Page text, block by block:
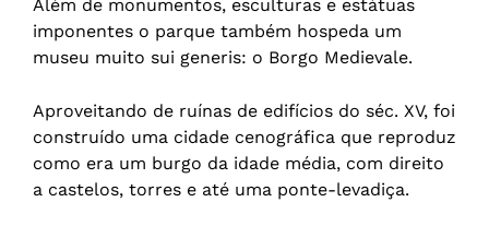
Além de monumentos, esculturas e estátuas
imponentes o parque também hospeda um
museu muito sui generis: o Borgo Medievale.
Aproveitando de ruínas de edifícios do séc. XV, foi
construído uma cidade cenográfica que reproduz
como era um burgo da idade média, com direito
a castelos, torres e até uma ponte-levadiça.